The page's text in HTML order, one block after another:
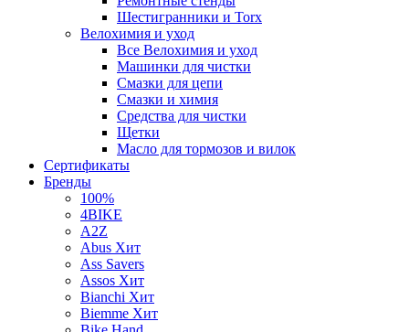
Шестигранники и Torx
Велохимия и уход
Все Велохимия и уход
Машинки для чистки
Смазки для цепи
Смазки и химия
Средства для чистки
Щетки
Масло для тормозов и вилок
Сертификаты
Бренды
100%
4BIKE
A2Z
Abus Хит
Ass Savers
Assos Хит
Bianchi Хит
Biemme Хит